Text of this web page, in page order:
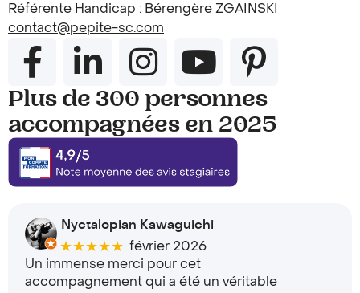
Référente Handicap : Bérengère ZGAINSKI
contact@pepite-sc.com
Plus de 300 personnes
accompagnées en 2025
Nyctalopian Kawaguichi
★★★★★ février 2026
Un immense merci pour cet
accompagnement qui a été un véritable